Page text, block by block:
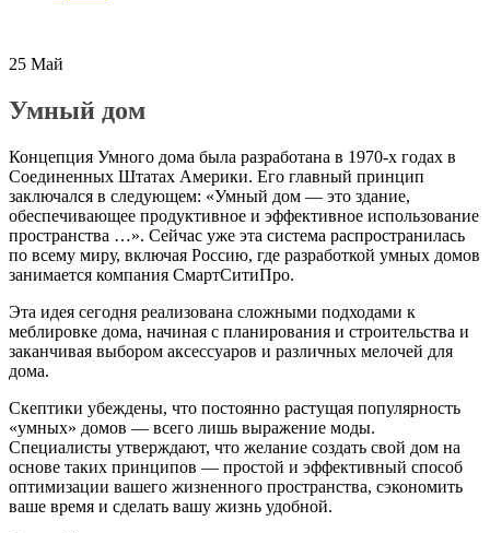
25 Май
Умный дом
Концепция Умного дома была разработана в 1970-х годах в
Соединенных Штатах Америки. Его главный принцип
заключался в следующем: «Умный дом — это здание,
обеспечивающее продуктивное и эффективное использование
пространства …». Сейчас уже эта система распространилась
по всему миру, включая Россию, где разработкой умных домов
занимается компания СмартСитиПро.
Эта идея сегодня реализована сложными подходами к
меблировке дома, начиная с планирования и строительства и
заканчивая выбором аксессуаров и различных мелочей для
дома.
Скептики убеждены, что постоянно растущая популярность
«умных» домов — всего лишь выражение моды.
Специалисты утверждают, что желание создать свой дом на
основе таких принципов — простой и эффективный способ
оптимизации вашего жизненного пространства, сэкономить
ваше время и сделать вашу жизнь удобной.